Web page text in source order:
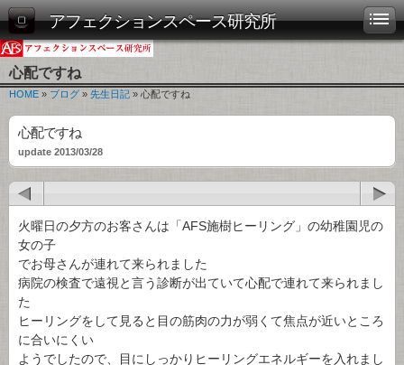
アフェクションスペース研究所
心配ですね
HOME » ブログ » 先生日記 » 心配ですね
心配ですね
update 2013/03/28
火曜日の夕方のお客さんは「AFS施樹ヒーリング」の幼稚園児の
女の子
でお母さんが連れて来られました
病院の検査で遠視と言う診断が出ていて心配で連れて来られまし
た
ヒーリングをして見ると目の筋肉の力が弱くて焦点が近いところ
に合いにくい
ようでしたので、目にしっかりヒーリングエネルギーを入れまし